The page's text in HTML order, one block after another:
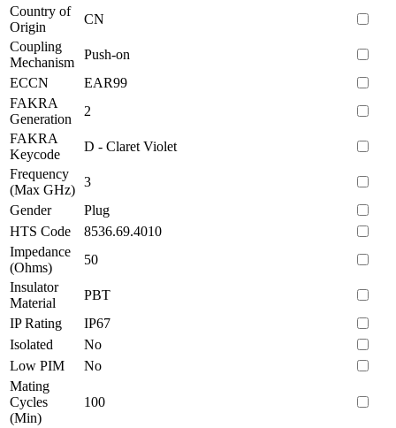
Country of
Origin
CN
Coupling
Mechanism
Push-on
ECCN
EAR99
FAKRA
Generation
2
FAKRA
Keycode
D - Claret Violet
Frequency
(Max GHz)
3
Gender
Plug
HTS Code
8536.69.4010
Impedance
(Ohms)
50
Insulator
Material
PBT
IP Rating
IP67
Isolated
No
Low PIM
No
Mating
Cycles
(Min)
100